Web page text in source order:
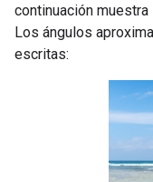
continuación
Los ángulos
escritas: